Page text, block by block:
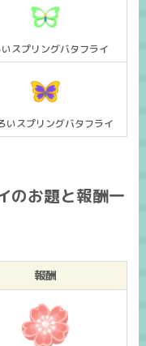
いスプリングバタフライ
いスプリングバタフライ
のお題と報酬一
報酬